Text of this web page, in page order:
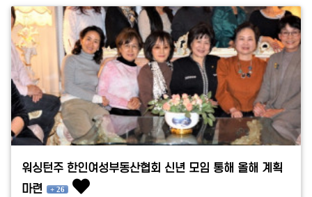
워싱턴주 한인여성부동산협회 신년 모임 통해 올해 계획
마련
+ 26